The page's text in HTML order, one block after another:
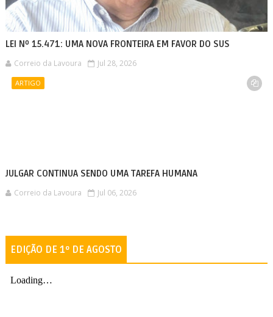
LEI Nº 15.471: UMA NOVA FRONTEIRA EM FAVOR DO SUS
Correio da Lavoura Jul 28, 2026
ARTIGO
JULGAR CONTINUA SENDO UMA TAREFA HUMANA
Correio da Lavoura Jul 06, 2026
EDIÇÃO DE 1º DE AGOSTO